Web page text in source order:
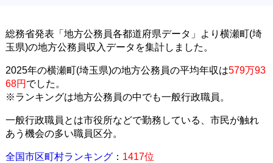
総務省発表「地方公務員各都道府県データ」より横瀬町(埼
玉県)の地方公務員収入データを集計しました。
2025年の横瀬町(埼玉県)の地方公務員の平均年収は579万93
68円 でした。
※ランキングは地方公務員の中でも一般行政職員。
一般行政職員とは市役所などで勤務している、市民が触れ
あう機会の多い職員区分。
全国市区町村ランキング： 1417位